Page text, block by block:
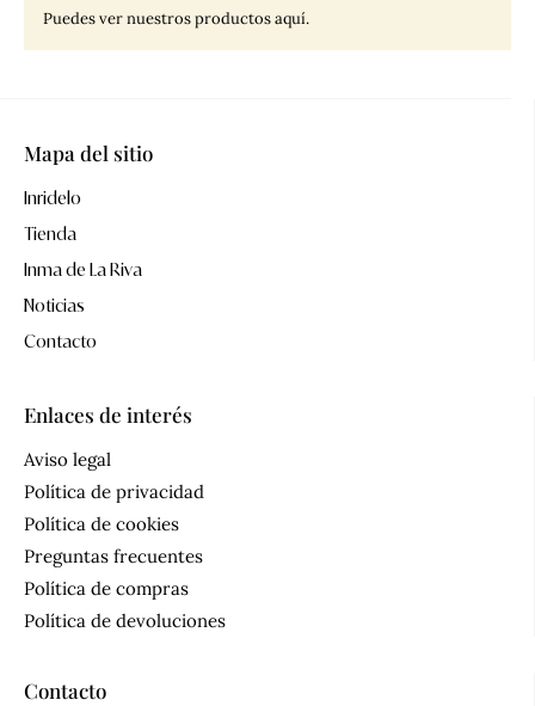
Puedes ver nuestros productos aquí.
Mapa del sitio
Inridelo
Tienda
Inma de La Riva
Noticias
Contacto
Enlaces de interés
Aviso legal
Política de privacidad
Política de cookies
Preguntas frecuentes
Política de compras
Política de devoluciones
Contacto